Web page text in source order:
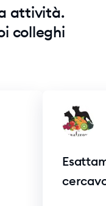
attività.
colleghi